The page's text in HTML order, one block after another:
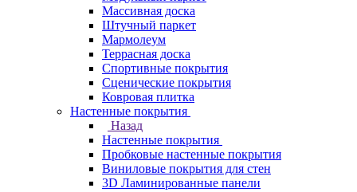
Массивная доска
Штучный паркет
Мармолеум
Террасная доска
Спортивные покрытия
Сценические покрытия
Ковровая плитка
Настенные покрытия
Назад
Настенные покрытия
Пробковые настенные покрытия
Виниловые покрытия для стен
3D Ламинированные панели